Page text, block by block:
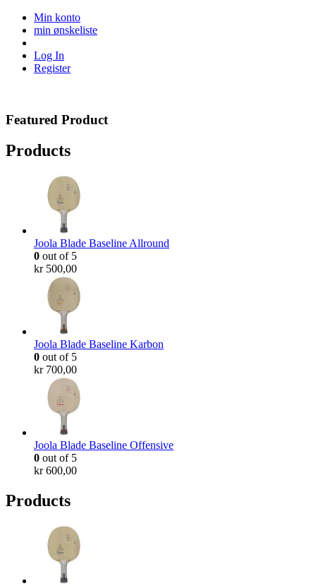
Min konto
min ønskeliste
Log In
Register
Featured Product
Products
Joola Blade Baseline Allround
0 out of 5
kr500,00
Joola Blade Baseline Karbon
0 out of 5
kr700,00
Joola Blade Baseline Offensive
0 out of 5
kr600,00
Products